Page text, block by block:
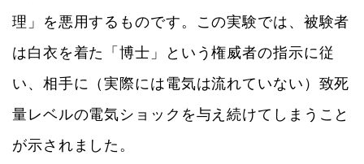
理」を悪用するものです。この実験では、被験者
は白衣を着た「博士」という権威者の指示に従
い、相手に（実際には電気は流れていない）致死
量レベルの電気ショックを与え続けてしまうこと
が示されました。